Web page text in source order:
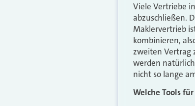
Viele Vertriebe
abzuschließen.
Maklervertrieb
kombinieren,
zweiten Vertrag
werden
nicht so lange
Welche Tools